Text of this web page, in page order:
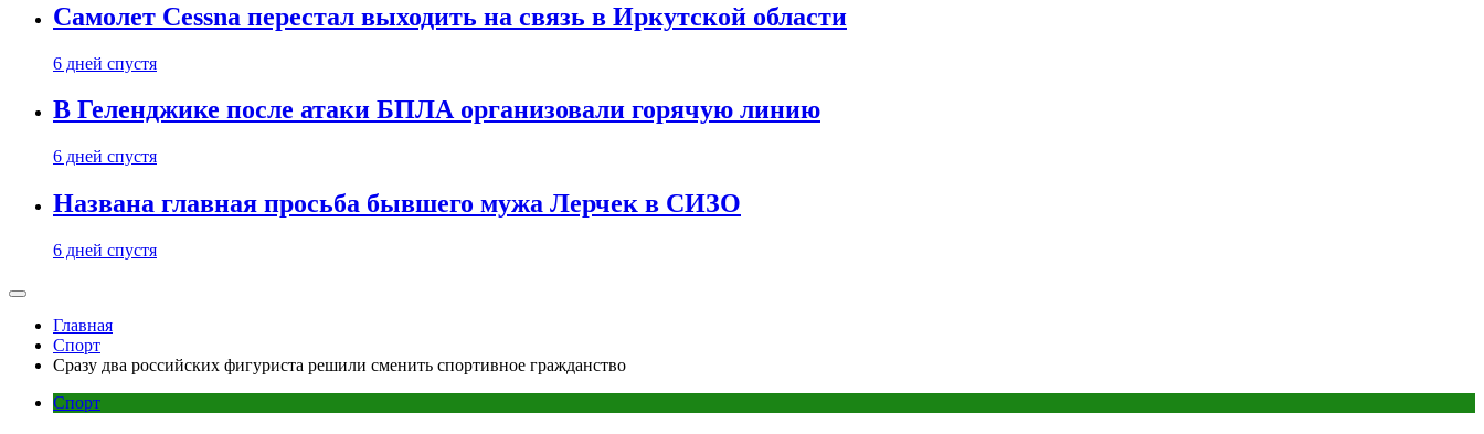
Самолет Cessna перестал выходить на связь в Иркутской области
6 дней спустя
В Геленджике после атаки БПЛА организовали горячую линию
6 дней спустя
Названа главная просьба бывшего мужа Лерчек в СИЗО
6 дней спустя
Главная
Спорт
Сразу два российских фигуриста решили сменить спортивное гражданство
Спорт